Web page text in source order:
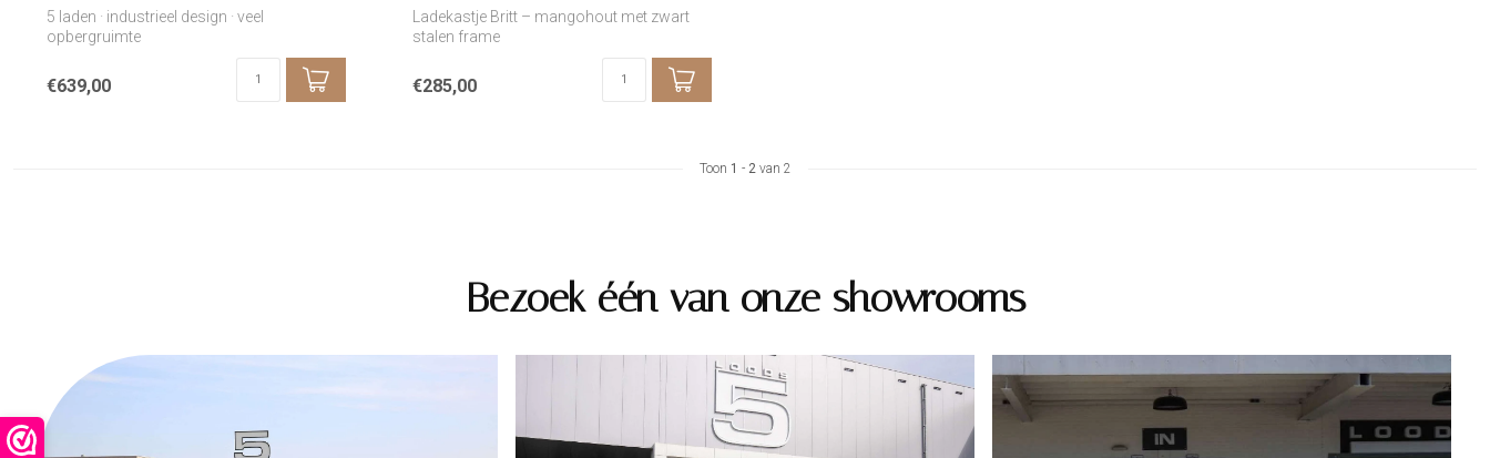
5 laden · industrieel design · veel
opbergruimte
€639,00
Ladekastje Britt – mangohout met zwart
stalen frame
€285,00
Toon 1 - 2van 2
Bezoek één van onze showrooms